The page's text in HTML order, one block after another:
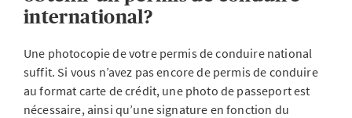
international?
Une photocopie de votre permis de conduire national
suffit. Si vous n’avez pas encore de permis de conduire
au format carte de crédit, une photo de passeport est
nécessaire, ainsi qu’une signature en fonction du